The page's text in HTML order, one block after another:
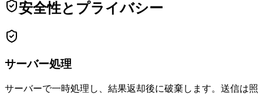
安全性とプライバシー
サーバー処理
サーバーで一時処理し、結果返却後に破棄します。送信は照